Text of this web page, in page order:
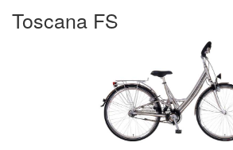
Toscana FS